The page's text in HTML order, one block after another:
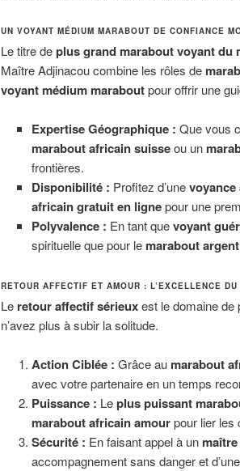
UN VOYANT MÉDIUM MARABOUT DE CONFIANCE
Le titre deplus grand marabout voyant du
Maître Adjinacou combine les rôles de
voyant médium maraboutpour offrir une
Expertise Géographique : Que vous
marabout africain suisseou un
frontières.
Disponibilité : Profitez d’une
africain gratuit en lignepour une
Polyvalence : En tant quevoyant
spirituelle que pour le marabout argent
RETOUR AFFECTIF ET AMOUR : L’EXCELLENCE
Le retour affectif sérieuxest le domaine de
n’avez plus à subir la solitude.
Action Ciblée : Grâce au marabout
avec votre partenaire en un temps
Puissance : Leplus puissant
marabout africain amourpour lier les
Sécurité : En faisant appel à un
accompagnement sans danger et